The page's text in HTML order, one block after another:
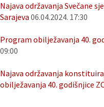
Najava održavanja Svečane
Sarajeva 06.04.2024. 17:30
Program obilježavanja 40.
09:00
Najava održavanja
obilježavanja 40. godišnjice